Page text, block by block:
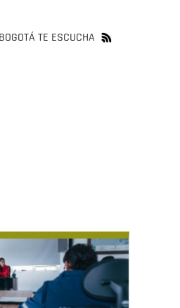
BOGOTÁ TE ESCUCHA